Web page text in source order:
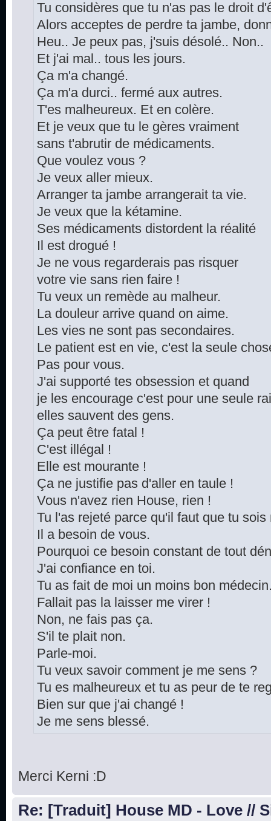
Tu considères que tu n'as pas le droit
Alors acceptes de perdre ta jambe,
Heu.. Je peux pas, j'suis désolé.. Non..
Et j'ai mal.. tous les jours.
Ça m'a changé.
Ça m'a durci.. fermé aux autres.
T'es malheureux. Et en colère.
Et je veux que tu le gères vraiment
sans t'abrutir de médicaments.
Que voulez vous ?
Je veux aller mieux.
Arranger ta jambe arrangerait ta vie.
Je veux que la kétamine.
Ses médicaments distordent la réalité
Il est drogué !
Je ne vous regarderais pas risquer
votre vie sans rien faire !
Tu veux un remède au malheur.
La douleur arrive quand on aime.
Les vies ne sont pas secondaires.
Le patient est en vie, c'est la seule
Pas pour vous.
J'ai supporté tes obsession et quand
je les encourage c'est pour une seule
elles sauvent des gens.
Ça peut être fatal !
C'est illégal !
Elle est mourante !
Ça ne justifie pas d'aller en taule !
Vous n'avez rien House, rien !
Tu l'as rejeté parce qu'il faut que tu sois
Il a besoin de vous.
Pourquoi ce besoin constant de tout
J'ai confiance en toi.
Tu as fait de moi un moins bon
Fallait pas la laisser me virer !
Non, ne fais pas ça.
S'il te plait non.
Parle-moi.
Tu veux savoir comment je me sens ?
Tu es malheureux et tu as peur de te
Bien sur que j'ai changé !
Je me sens blessé.
Merci Kerni :D
Re: [Traduit] House MD - Love //